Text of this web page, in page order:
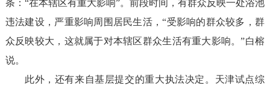
条：“在本辖区有重大影响”。前段时间，有群众反映一处浴池
违法建设，严重影响周围居民生活，“受影响的群众较多，群
众反映较大，这就属于对本辖区群众生活有重大影响。”白榕
说。
此外，还有来自基层提交的重大执法决定。天津试点综